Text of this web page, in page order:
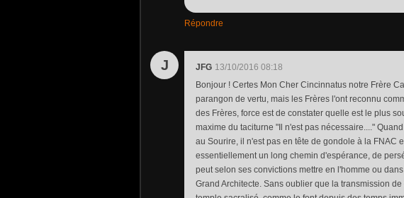
Répondre
J JFG 13/10/2016 08:18
Bonjour ! Certes Mon Cher Cincinnatus notre Frère
parangon de vertu, mais les Frères l'ont reconnu
des Frères, force est de constater quelle est le plus
maxime du taciturne "Il n'est pas nécessaire...."
au Sourire, il n'est pas en tête de gondole à la FNAC
essentiellement un long chemin d'espérance, de
peut selon ses convictions mettre en l'homme ou
Grand Architecte. Sans oublier que la transmission